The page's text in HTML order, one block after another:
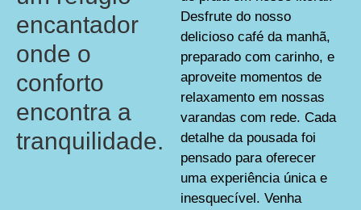
encantador
onde o
conforto
encontra a
tranquilidade.
Desfrute do nosso
delicioso café da manhã,
preparado com carinho, e
aproveite momentos de
relaxamento em nossas
varandas com rede. Cada
detalhe da pousada foi
pensado para oferecer
uma experiência única e
inesquecível. Venha